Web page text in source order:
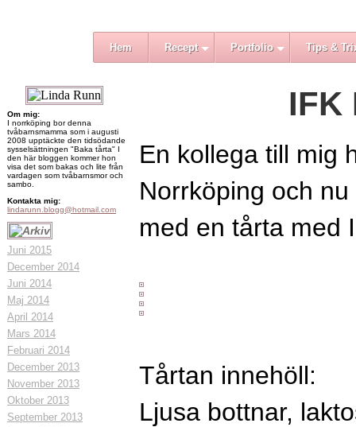
Hem Recept Portfolio Tips &
Om mig:
I norrköping bor denna
tvåbarnsmamma som i augusti
2008 upptäckte den tidsödande
sysselsättningen "Baka tårta" I
den här bloggen kommer hon
visa det som bakas och lite från
vardagen som tvåbarnsmor och
sambo.
Kontakta mig:
lindarunn.blogg@hotmail.com
Juni 2015
December 2014
Juni 2014
Maj 2014
April 2014
Mars 2014
Februari 2014
December 2013
November 2013
Oktober 2013
September 2013
IFK
En kollega till mig
Norrköping och
med en tårta med
Tårtan innehöll:
Ljusa bottnar,